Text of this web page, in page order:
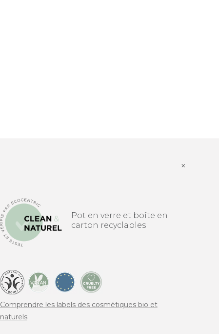
×
Pot en verre et boîte en
carton recyclables
Comprendre les labels des cosmétiques bio et
naturels